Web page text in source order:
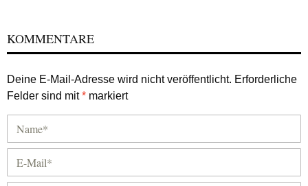
KOMMENTARE
Deine E-Mail-Adresse wird nicht veröffentlicht. Erforderliche
Felder sind mit* markiert